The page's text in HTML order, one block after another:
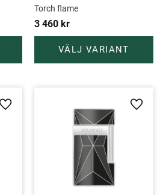
Torch flame
3 460 kr
Lägg till i favoriter Lägg